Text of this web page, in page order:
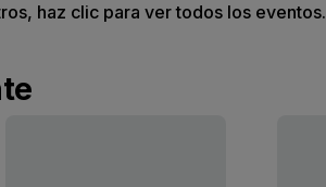
haz clic para ver todos los eventos.